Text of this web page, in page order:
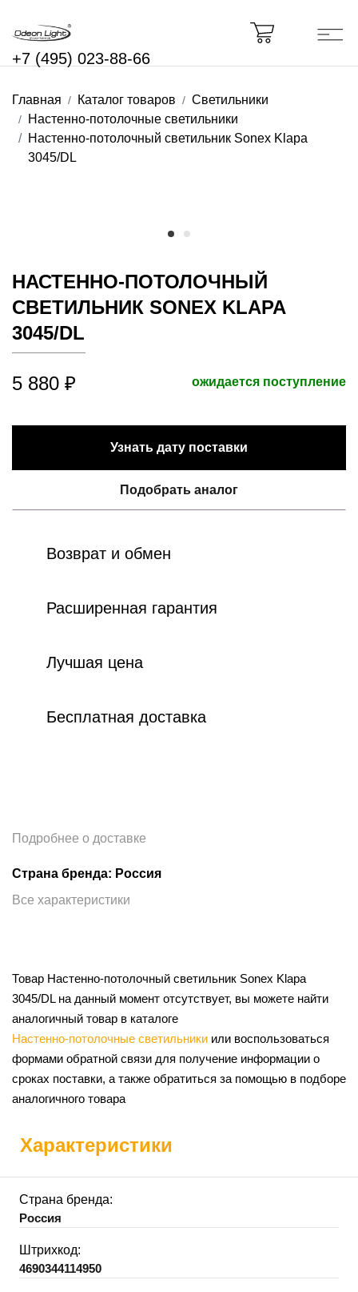
+7 (495) 023-88-66
Главная Каталог товаров
Светильники
Настенно-потолочные светильники
Настенно-потолочный светильник Sonex Klapa
3045/DL
НАСТЕННО-ПОТОЛОЧНЫЙ
СВЕТИЛЬНИК SONEX KLAPA
3045/DL
5 880 ₽ ожидается поступление
Узнать дату поставки
Подобрать аналог
Возврат и обмен
Расширенная гарантия
Лучшая цена
Бесплатная доставка
Подробнее о доставке
Страна бренда: Россия
Все характеристики
Товар Настенно-потолочный светильник Sonex Klapa
3045/DL на данный момент отсутствует, вы можете найти
аналогичный товар в каталоге
Настенно-потолочные светильники или воспользоваться
формами обратной связи для получение информации о
сроках поставки, а также обратиться за помощью в подборе
аналогичного товара
Характеристики
Страна бренда:
Россия
Штрихкод:
4690344114950